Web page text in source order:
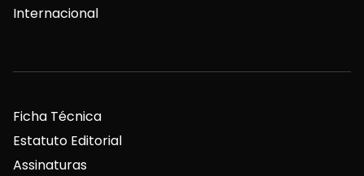
Internacional
Ficha Técnica
Estatuto Editorial
Assinaturas